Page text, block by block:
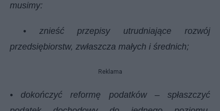
musimy:
• znieść przepisy utrudniające rozwój
przedsiębiorstw, zwłaszcza małych i średnich;
Reklama
• dokończyć reformę podatków – spłaszczyć